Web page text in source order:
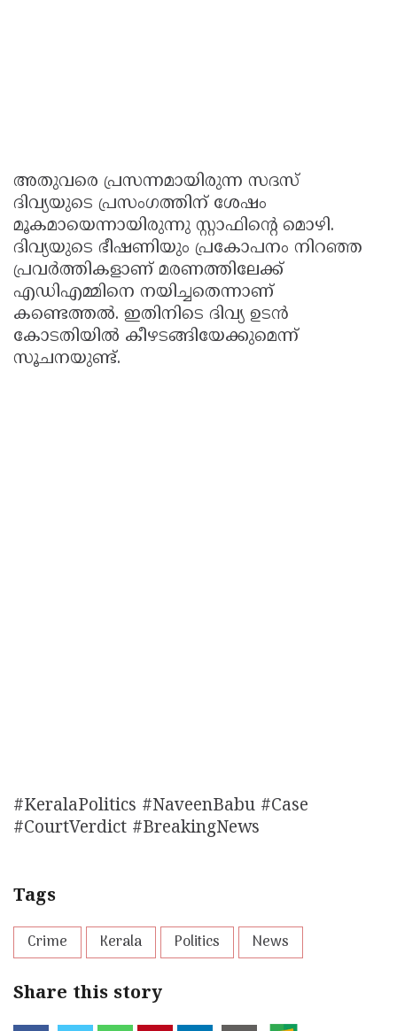
അതുവരെ പ്രസന്നമായിരുന്ന സദസ്
ദിവ്യയുടെ പ്രസംഗത്തിന് ശേഷം
മൂകമായെന്നായിരുന്നു സ്റ്റാഫിന്‍റെ മൊഴി.
ദിവ്യയുടെ ഭീഷണിയും പ്രകോപനം നിറഞ്ഞ
പ്രവർത്തികളാണ് മരണത്തിലേക്ക്
എഡിഎമ്മിനെ നയിച്ചതെന്നാണ്
കണ്ടെത്തൽ. ഇതിനിടെ ദിവ്യ ഉടൻ
കോടതിയിൽ കീഴടങ്ങിയേക്കുമെന്ന്
സൂചനയുണ്ട്.
#KeralaPolitics #NaveenBabu #Case
#CourtVerdict #BreakingNews
Tags
Crime Kerala Politics News
Share this story